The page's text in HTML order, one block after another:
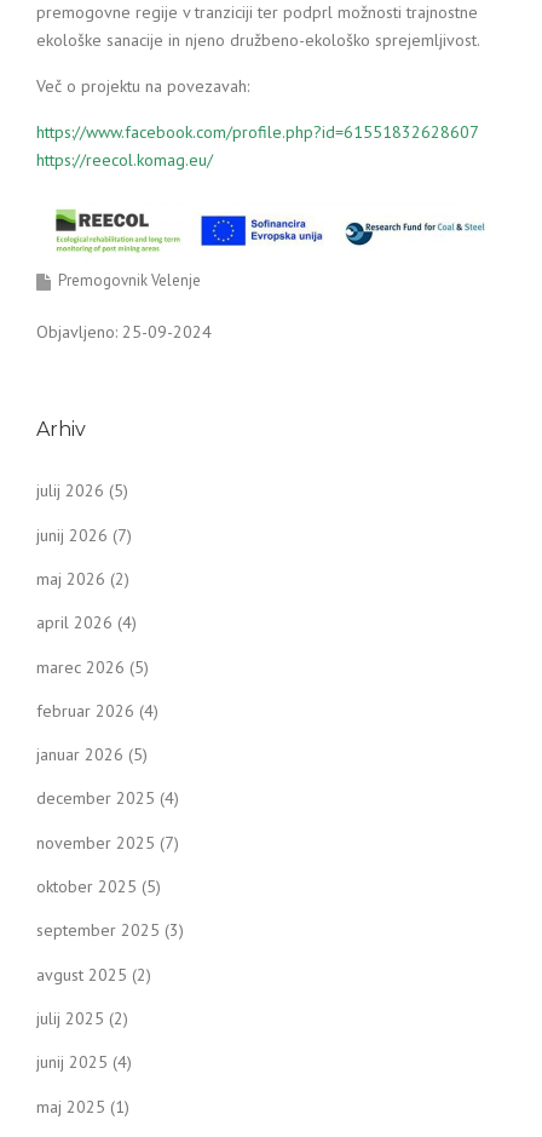
premogovne regije v tranziciji ter podprl možnosti trajnostne
ekološke sanacije in njeno družbeno-ekološko sprejemljivost.
Več o projektu na povezavah:
https://www.facebook.com/profile.php?id=61551832628607
https://reecol.komag.eu/
Premogovnik Velenje
Objavljeno: 25-09-2024
Arhiv
julij 2026 (5)
junij 2026 (7)
maj 2026 (2)
april 2026 (4)
marec 2026 (5)
februar 2026 (4)
januar 2026 (5)
december 2025 (4)
november 2025 (7)
oktober 2025 (5)
september 2025 (3)
avgust 2025 (2)
julij 2025 (2)
junij 2025 (4)
maj 2025 (1)